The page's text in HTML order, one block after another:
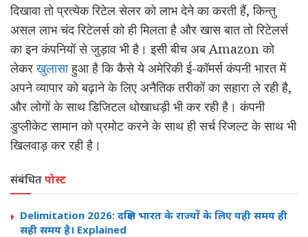
दिखावा तो प्रत्येक रिटेल सेलर को लाभ देने का करती हैं, किन्तु
असल लाभ चंद रिटेलर्स को ही मिलता है और खास बात तो रिटेलर्स
का इन कंपनियों से जुड़ाव भी है। इसी बीच अब Amazon को
लेकरखुलासाहुआ है कि कैसे ये अमेरिकी ई-कॉमर्स कंपनी भारत में
अपने व्यापार को बढ़ाने के लिए अनैतिक तरीकों का सहारा ले रही है,
और लोगों के साथ डिजिटल धोखाधड़ी भी कर रही है। कंपनी
डुप्लीकेट सामान को प्रमोट करने के साथ ही सर्च रिजल्ट के साथ भी
खिलवाड़ कर रही है।
संबंधितपोस्ट
Delimitation 2026: दक्षिण भारत के राज्यों के लिए यही समय ही
सही समय है। Explained